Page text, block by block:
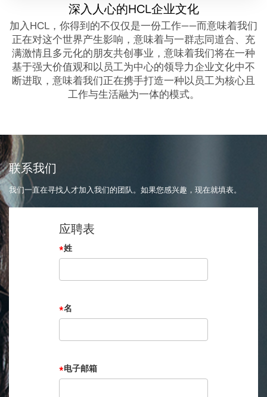
深入人心的HCL企业文化
加入HCL，你得到的不仅仅是一份工作——而意味着我们
正在对这个世界产生影响，意味着与一群志同道合、充
满激情且多元化的朋友共创事业，意味着我们将在一种
基于强大价值观和以员工为中心的领导力企业文化中不
断进取，意味着我们正在携手打造一种以员工为核心且
工作与生活融为一体的模式。
联系我们
我们一直在寻找人才加入我们的团队。如果您感兴趣，现在就填表。
应聘表
*姓
*名
*电子邮箱